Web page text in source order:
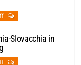
Slovacchia in